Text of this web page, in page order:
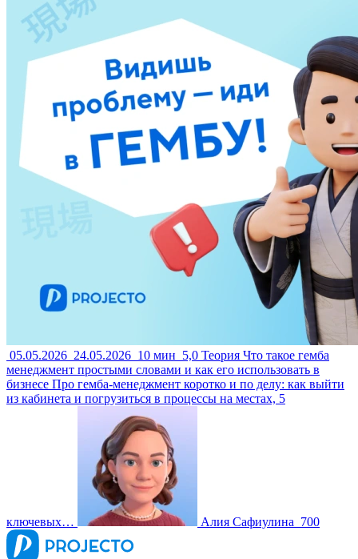
05.05.2026 24.05.2026 10 мин 5,0 Теория Что такое гемба
менеджмент простыми словами и как его использовать в
бизнесе Про гемба-менеджмент коротко и по делу: как выйти
из кабинета и погрузиться в процессы на местах, 5
ключевых… Алия Сафиулина 700